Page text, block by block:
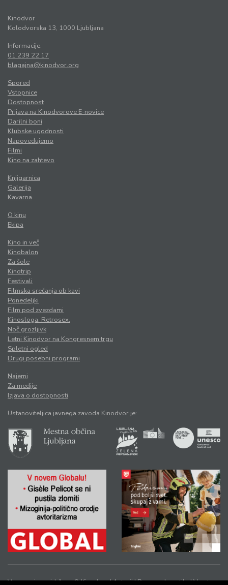
Kinodvor
Kolodvorska 13, 1000 Ljubljana
Informacije:
01 239 22 17
blagajna@kinodvor.org
Spored
Vstopnice
Dostopnost
Prijava na Kinodvorove E-novice
Darilni boni
Klubske ugodnosti
Napovedujemo
Filmi
Kino na zahtevo
Knjigarnica
Galerija
Kavarna
O kinu
Ekipa
Kino in več
Kinobalon
Za šole
Kinotrip
Festivali
Filmska srečanja ob kavi
Ponedeljki
Film pod zvezdami
Kinosloga. Retrosex.
Noč grozljivk
Letni Kinodvor na Kongresnem trgu
Spletni ogled
Drugi posebni programi
Najemi
Za medije
Izjava o dostopnosti
Ustanoviteljica javnega zavoda Kinodvor je:
Vse pravice pridržane © Kinodvor |Avtorji|Pravno obvestilo|Varstvo